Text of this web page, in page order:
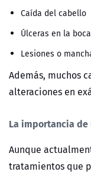
Caída del cabello
Úlceras en la boca
Lesiones o
Además, muchos
alteraciones en
La importancia
Aunque
tratamientos que